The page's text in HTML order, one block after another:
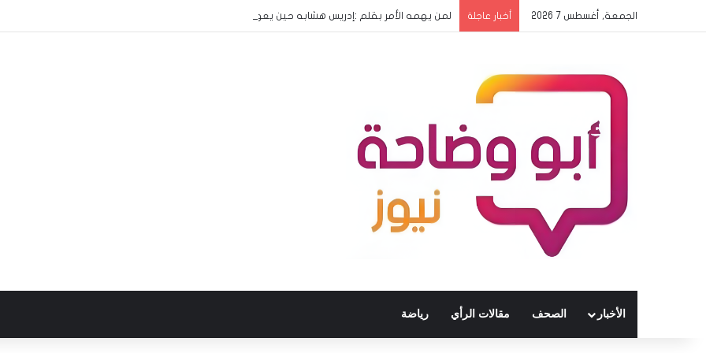
الجمعة, أغسطس 7 2026 أخبار عاجلة لمن يهمه الأمر بقلم :إدريس هشابه حين يعود ملف الحج إلى مجلس الوزراء… هل يعود معه الرشد؟
الأخبار الصحف مقالات الرأي رياضة